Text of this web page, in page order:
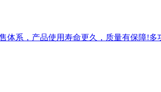
体系，产品使用寿命更久，质量有保障!